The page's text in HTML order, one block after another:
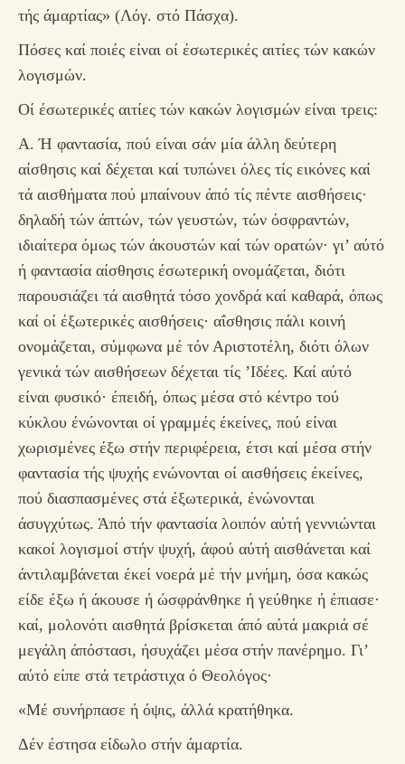
τής άμαρτίας» (Λόγ. στό Πάσχα).
Πόσες καί ποιές είναι οί έσωτερικές αιτίες τών κακών
λογισμών.
Οί έσωτερικές αιτίες τών κακών λογισμών είναι τρεις:
Α. Ή φαντασία, πού είναι σάν μία άλλη δεύτερη
αίσθησις καί δέχεται καί τυπώνει όλες τίς εικόνες καί
τά αισθήματα πού μπαίνουν άπό τίς πέντε αισθήσεις·
δηλαδή τών άπτών, τών γευστών, τών όσφραντών,
ιδιαίτερα όμως τών άκουστών καί τών ορατών· γι’ αύτό
ή φαντασία αίσθησις έσωτερική ονομάζεται, διότι
παρουσιάζει τά αισθητά τόσο χονδρά καί καθαρά, όπως
καί οί έξωτερικές αισθήσεις· αΐσθησις πάλι κοινή
ονομάζεται, σύμφωνα μέ τόν Αριστοτέλη, διότι όλων
γενικά τών αισθήσεων δέχεται τίς ’Ιδέες. Καί αύτό
είναι φυσικό· έπειδή, όπως μέσα στό κέντρο τού
κύκλου ένώνονται οί γραμμές έκείνες, πού είναι
χωρισμένες έξω στήν περιφέρεια, έτσι καί μέσα στήν
φαντασία τής ψυχής ενώνονται οί αισθήσεις έκείνες,
πού διασπασμένες στά έξωτερικά, ένώνονται
άσυγχύτως. Άπό τήν φαντασία λοιπόν αύτή γεννιώνται
κακοί λογισμοί στήν ψυχή, άφού αύτή αισθάνεται καί
άντιλαμβάνεται έκεί νοερά μέ τήν μνήμη, όσα κακώς
είδε έξω ή άκουσε ή ώσφράνθηκε ή γεύθηκε ή έπιασε·
καί, μολονότι αισθητά βρίσκεται άπό αύτά μακριά σέ
μεγάλη άπόστασι, ήσυχάζει μέσα στήν πανέρημο. Γι’
αύτό είπε στά τετράστιχα ό Θεολόγος·
«Μέ συνήρπασε ή όψις, άλλά κρατήθηκα.
Δέν έστησα είδωλο στήν άμαρτία.